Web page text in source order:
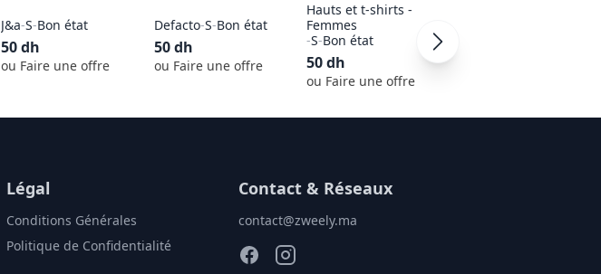
J&a-S-Bon état
50dh
ou Faire une offre
Defacto-S-Bon état
50dh
ou Faire une offre
Hauts et t-shirts -
Femmes
-S-Bon état
50dh
ou Faire une offre
Légal
Conditions Générales
Politique de Confidentialité
Contact & Réseaux
contact@zweely.ma